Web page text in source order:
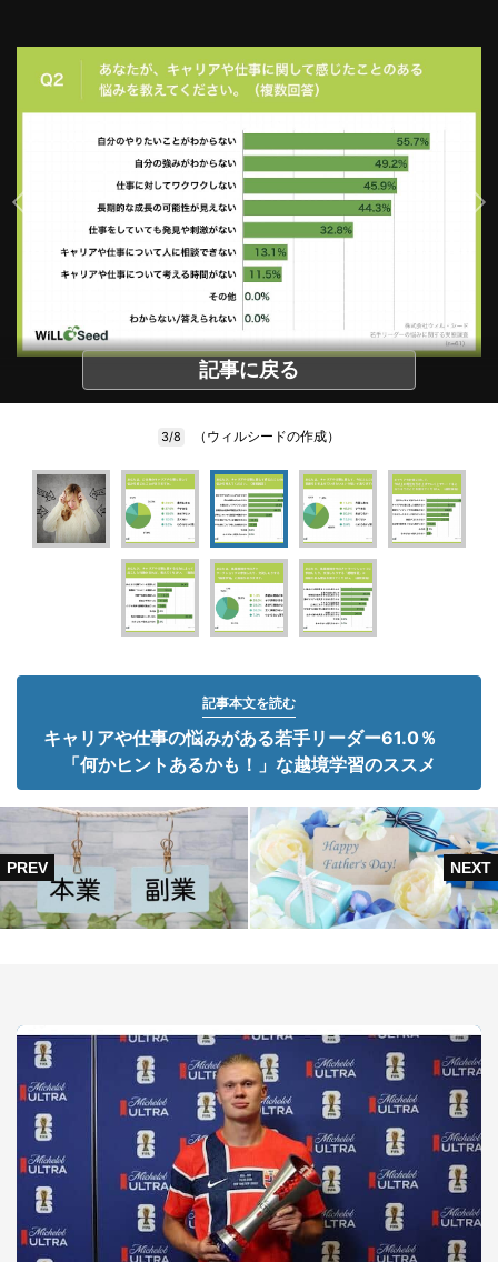
記事に戻る
3/8 （ウィルシードの作成）
記事本文を読む
キャリアや仕事の悩みがある若手リーダー61.0％
「何かヒントあるかも！」な越境学習のススメ